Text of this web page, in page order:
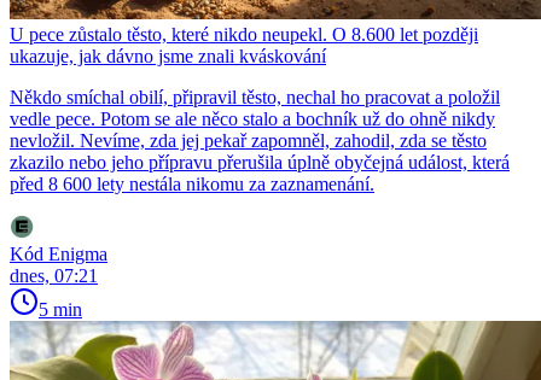
U pece zůstalo těsto, které nikdo neupekl. O 8.600 let později
ukazuje, jak dávno jsme znali kváskování
Někdo smíchal obilí, připravil těsto, nechal ho pracovat a položil
vedle pece. Potom se ale něco stalo a bochník už do ohně nikdy
nevložil. Nevíme, zda jej pekař zapomněl, zahodil, zda se těsto
zkazilo nebo jeho přípravu přerušila úplně obyčejná událost, která
před 8 600 lety nestála nikomu za zaznamenání.
Kód Enigma
dnes, 07:21
5 min